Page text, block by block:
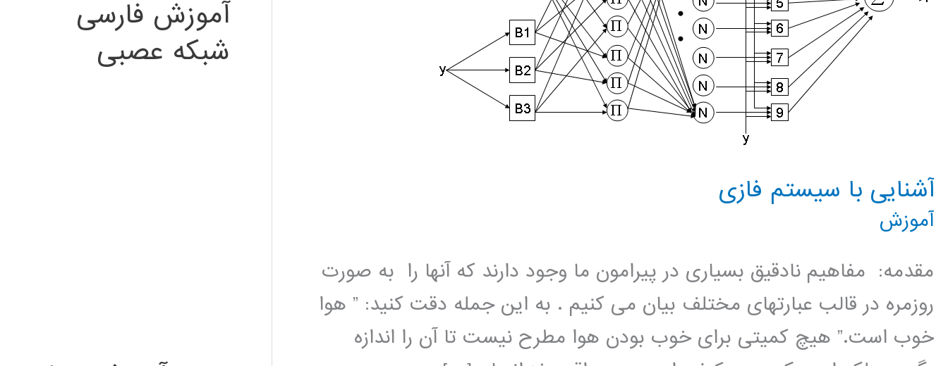
آشنایی با سیستم فازی
آموزش
مقدمه: مفاهیم نادقیق بسیاری در پیرامون ما وجود دارند که آنها را به صورت
روزمره در قالب عبارتهای مختلف بیان می کنیم . به این جمله دقت کنید: ” هوا
خوب است.” هیچ کمیتی برای خوب بودن هوا مطرح نیست تا آن را اندازه
آموزش فارسی
شبکه عصبی